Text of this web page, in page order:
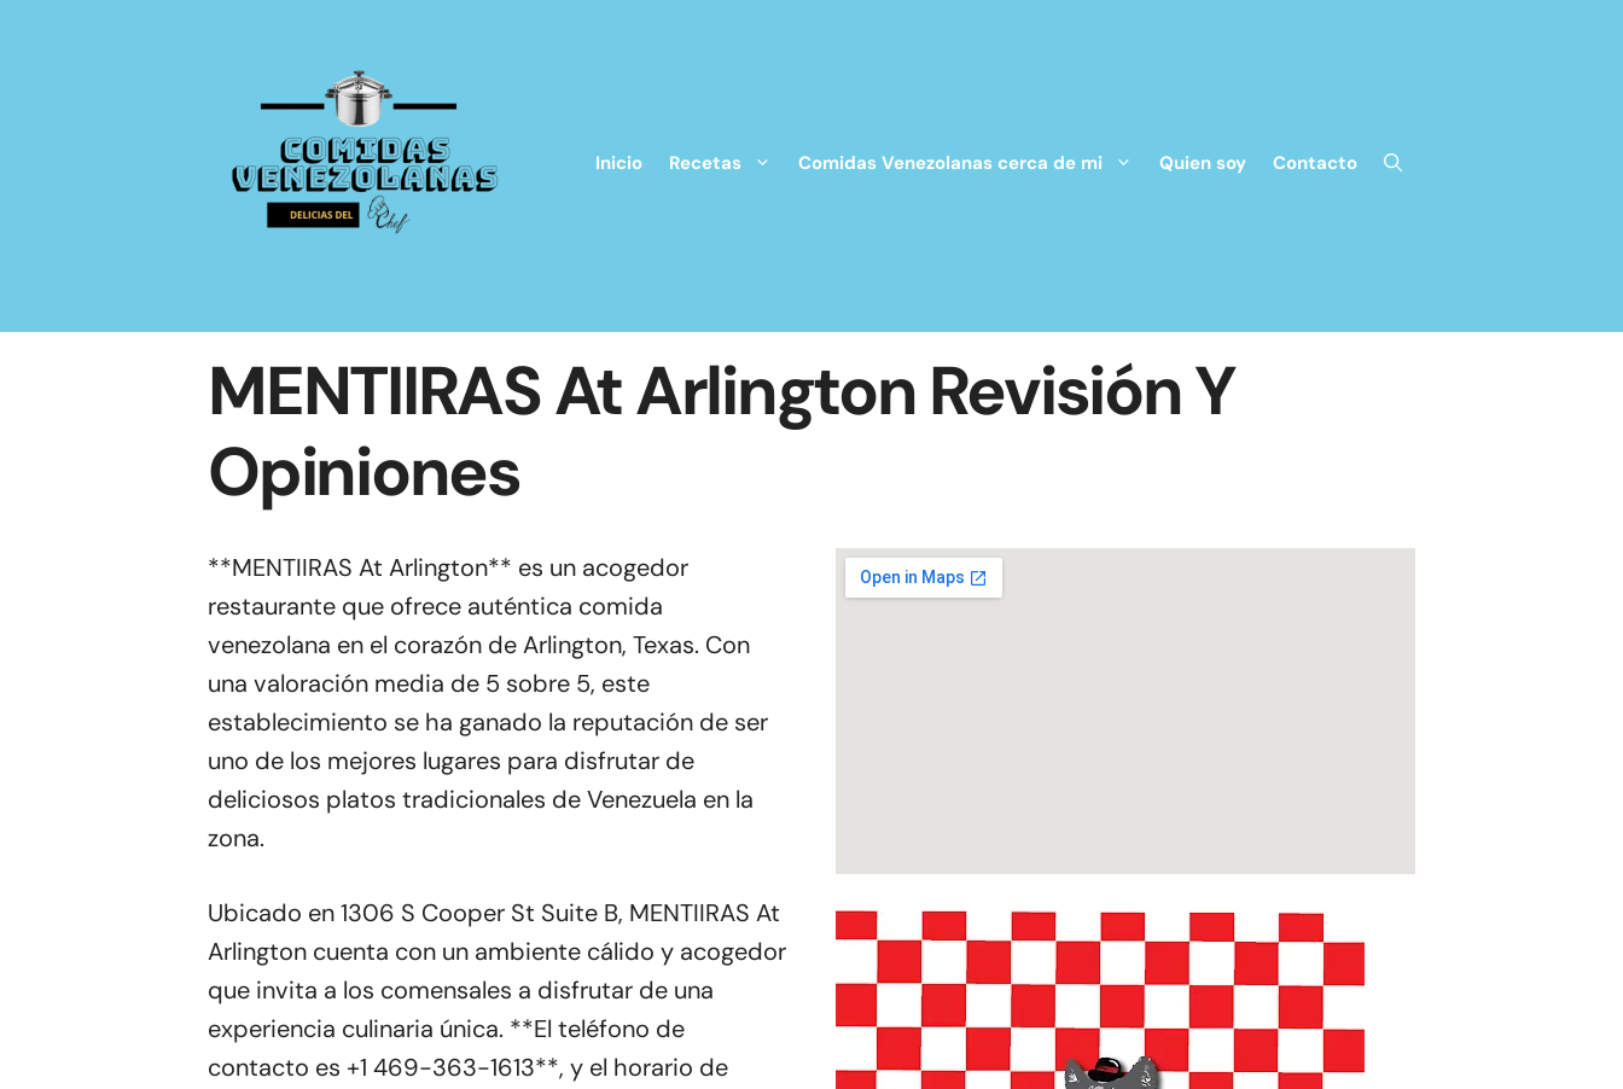
Inicio Recetas Comidas Venezolanas cerca de mi Quien soy Contacto
MENTIIRAS At Arlington Revisión Y
Opiniones
**MENTIIRAS At Arlington** es un acogedor
restaurante que ofrece auténtica comida
venezolana en el corazón de Arlington, Texas. Con
una valoración media de 5 sobre 5, este
establecimiento se ha ganado la reputación de ser
uno de los mejores lugares para disfrutar de
deliciosos platos tradicionales de Venezuela en la
zona.
Ubicado en 1306 S Cooper St Suite B, MENTIIRAS At
Arlington cuenta con un ambiente cálido y acogedor
que invita a los comensales a disfrutar de una
experiencia culinaria única. **El teléfono de
contacto es +1 469-363-1613**, y el horario de